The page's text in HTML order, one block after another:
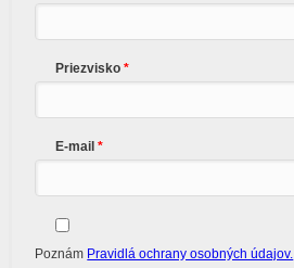
Priezvisko
E-mail
Poznám Pravidlá ochrany osobných údajov.